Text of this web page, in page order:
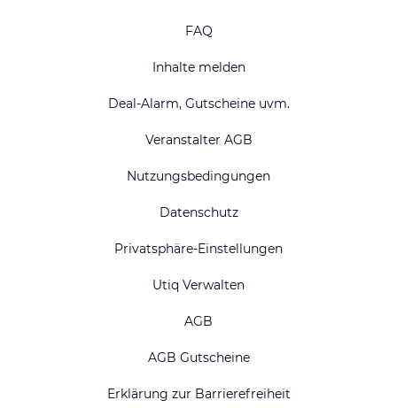
FAQ
Inhalte melden
Deal-Alarm, Gutscheine uvm.
Veranstalter AGB
Nutzungsbedingungen
Datenschutz
Privatsphäre-Einstellungen
Utiq Verwalten
AGB
AGB Gutscheine
Erklärung zur Barrierefreiheit